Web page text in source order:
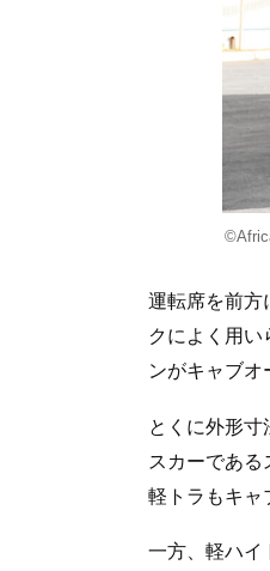
運転席を前方
クによく用
ンがキャブオ
とくに外形
スカーである
軽トラもキャ
一方、軽ハイ